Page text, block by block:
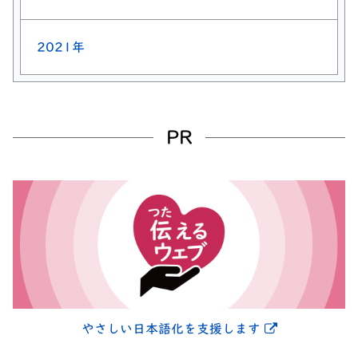
2021年
PR
やさしい日本語化を支援します 別ウィンドウ